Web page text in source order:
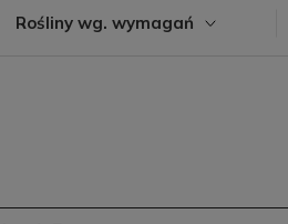
Rośliny wg. wymagań